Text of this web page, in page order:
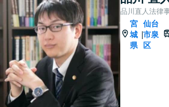
品川直人法律
宮
城
県
仙台
市泉
区